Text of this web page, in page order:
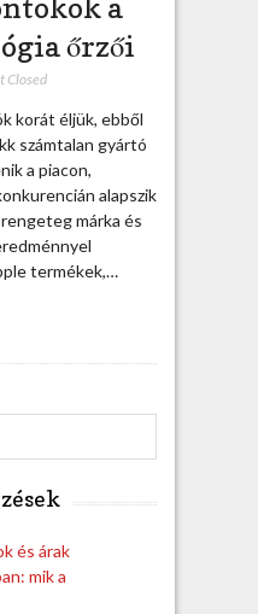
őrzői
Closed
korát éljük, ebből
számtalan gyártó
a piacon,
alapszik
márka és
termékek,…
e
és árak
mik a